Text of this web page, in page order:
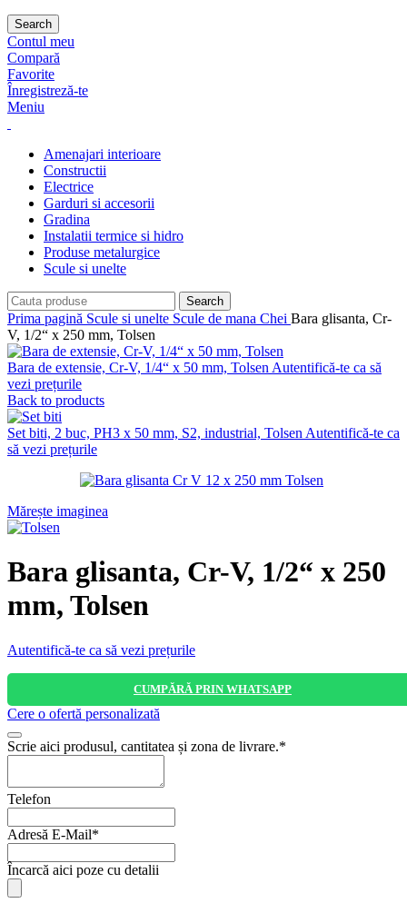
Search
Contul meu
Compară
Favorite
Înregistreză-te
Meniu
Amenajari interioare
Constructii
Electrice
Garduri si accesorii
Gradina
Instalatii termice si hidro
Produse metalurgice
Scule si unelte
Search
Prima pagină Scule si unelte Scule de mana Chei Bara glisanta, Cr-
V, 1/2“ x 250 mm, Tolsen
Bara de extensie, Cr-V, 1/4“ x 50 mm, Tolsen Autentifică-te ca să
vezi prețurile
Back to products
Set biti, 2 buc, PH3 x 50 mm, S2, industrial, Tolsen Autentifică-te ca
să vezi prețurile
Mărește imaginea
Bara glisanta, Cr-V, 1/2“ x 250
mm, Tolsen
Autentifică-te ca să vezi prețurile
CUMPĂRĂ PRIN WHATSAPP
Cere o ofertă personalizată
Scrie aici produsul, cantitatea și zona de livrare.*
Telefon
Adresă E-Mail*
Încarcă aici poze cu detalii